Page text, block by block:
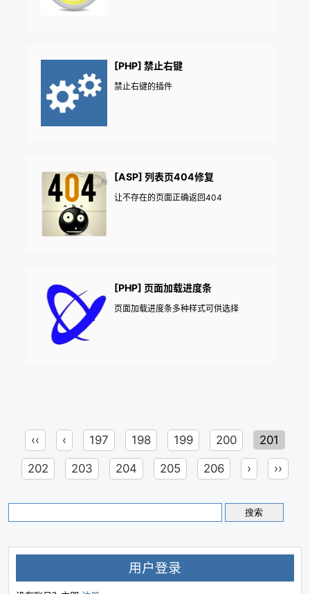
[PHP] 禁止右键
禁止右键的插件
[ASP] 列表页404修复
让不存在的页面正确返回404
[PHP] 页面加载进度条
页面加载进度条多种样式可供选择
‹‹ ‹ 197 198 199 200 201
202 203 204 205 206 › ››
用户登录